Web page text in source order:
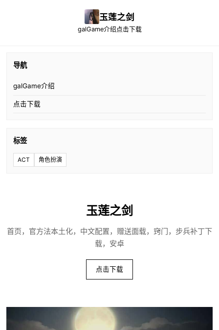
玉莲之剑
galGame介绍点击下载
导航
galGame介绍
点击下载
标签
ACT 角色扮演
玉莲之剑
首页，官方法本土化，中文配置，赠送面载，窍门，步兵补丁下
载，安卓
点击下载